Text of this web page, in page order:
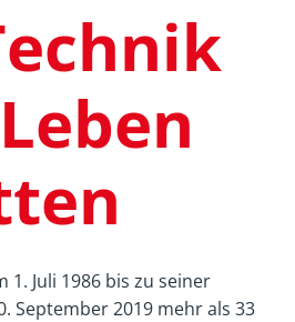
1. Juli 1986 bis zu seiner
September 2019 mehr als 33